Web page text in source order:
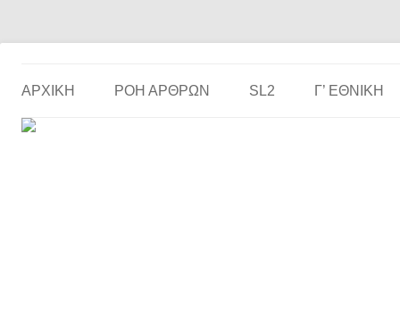
ΑΡΧΙΚΗ ΡΟΗ ΑΡΘΡΩΝ SL2 Γ’ ΕΘΝΙΚΉ